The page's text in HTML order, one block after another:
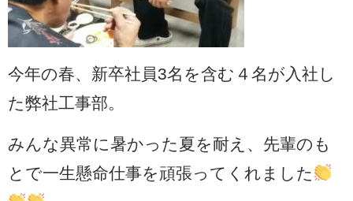
今年の春、新卒社員3名を含む４名が入社し
た弊社工事部。
みんな異常に暑かった夏を耐え、先輩のも
とで一生懸命仕事を頑張ってくれました